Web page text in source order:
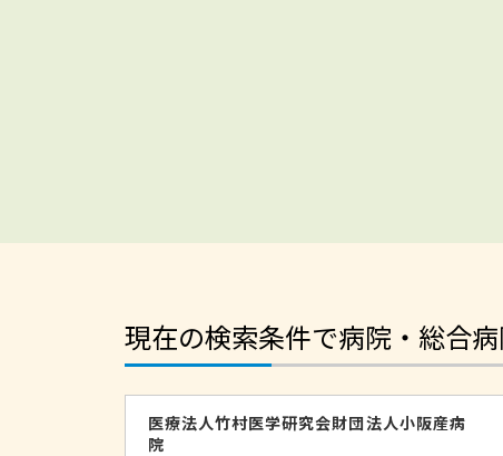
現在の検索条件で病院・総合
医療法人竹村医学研究会財団法人小阪産病
院